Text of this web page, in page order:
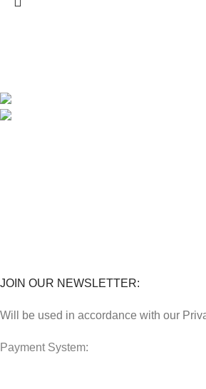
JOIN OUR NEWSLETTER:
Will be used in accordance with our
Payment System: